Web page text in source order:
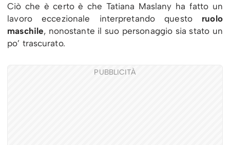
Ciò che è certo è che Tatiana Maslany ha fatto un
lavoro eccezionale interpretando questo ruolo
maschile, nonostante il suo personaggio sia stato un
po’ trascurato.
PUBBLICITÀ